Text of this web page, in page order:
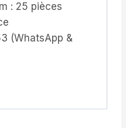
: 25 pièces
(WhatsApp &